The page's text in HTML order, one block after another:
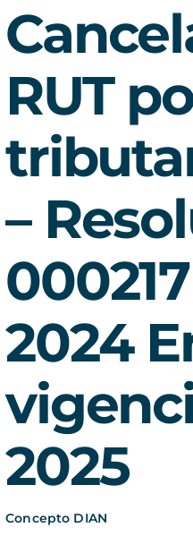
RUT
–
2024
2025
Concepto DIAN